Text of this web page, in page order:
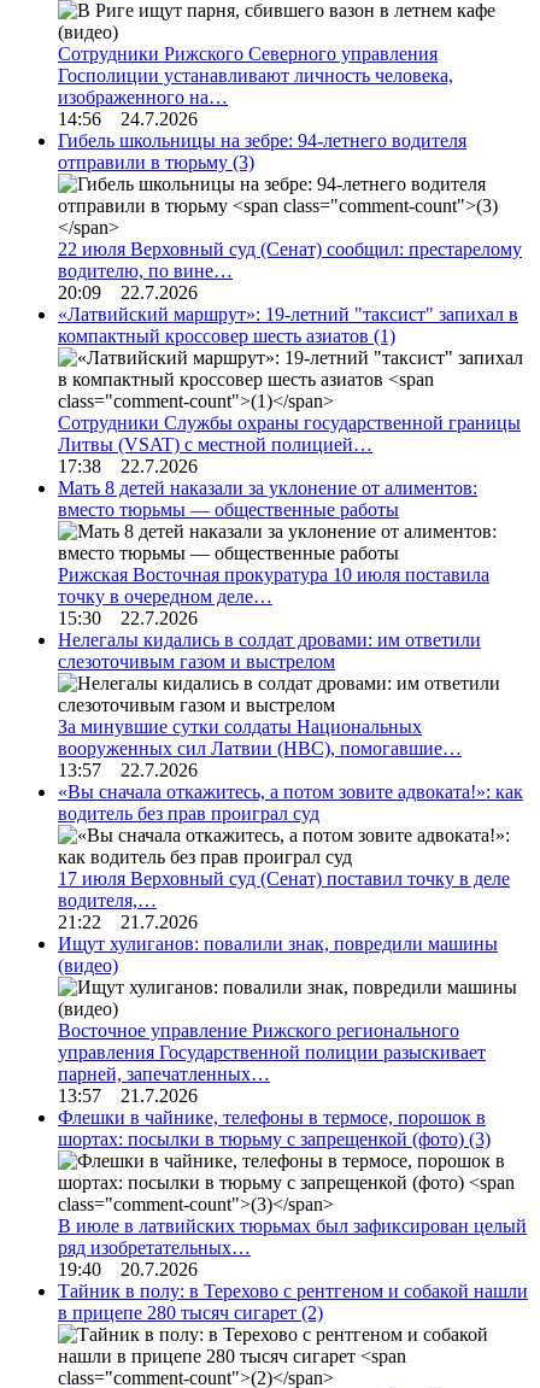
Сотрудники Рижского Северного управления
Госполиции устанавливают личность человека,
изображенного на…
14:56 24.7.2026
Гибель школьницы на зебре: 94-летнего водителя
отправили в тюрьму (3)
22 июля Верховный суд (Сенат) сообщил: престарелому
водителю, по вине…
20:09 22.7.2026
«Латвийский маршрут»: 19-летний "таксист" запихал в
компактный кроссовер шесть азиатов (1)
Сотрудники Службы охраны государственной границы
Литвы (VSAT) с местной полицией…
17:38 22.7.2026
Мать 8 детей наказали за уклонение от алиментов:
вместо тюрьмы — общественные работы
Рижская Восточная прокуратура 10 июля поставила
точку в очередном деле…
15:30 22.7.2026
Нелегалы кидались в солдат дровами: им ответили
слезоточивым газом и выстрелом
За минувшие сутки солдаты Национальных
вооруженных сил Латвии (НВС), помогавшие…
13:57 22.7.2026
«Вы сначала откажитесь, а потом зовите адвоката!»: как
водитель без прав проиграл суд
17 июля Верховный суд (Сенат) поставил точку в деле
водителя,…
21:22 21.7.2026
Ищут хулиганов: повалили знак, повредили машины
(видео)
Восточное управление Рижского регионального
управления Государственной полиции разыскивает
парней, запечатленных…
13:57 21.7.2026
Флешки в чайнике, телефоны в термосе, порошок в
шортах: посылки в тюрьму с запрещенкой (фото) (3)
В июле в латвийских тюрьмах был зафиксирован целый
ряд изобретательных…
19:40 20.7.2026
Тайник в полу: в Терехово с рентгеном и собакой нашли
в прицепе 280 тысяч сигарет (2)